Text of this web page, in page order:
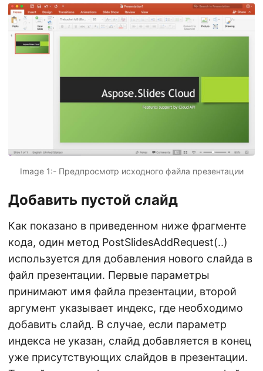
Image 1:- Предпросмотр исходного файла презентации
Добавить пустой слайд
Как показано в приведенном ниже фрагменте
кода, один метод PostSlidesAddRequest(..)
используется для добавления нового слайда в
файл презентации. Первые параметры
принимают имя файла презентации, второй
аргумент указывает индекс, где необходимо
добавить слайд. В случае, если параметр
индекса не указан, слайд добавляется в конец
уже присутствующих слайдов в презентации.